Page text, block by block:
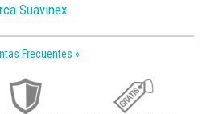
Suavinex
Frecuentes »